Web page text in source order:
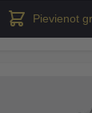
Pievienot